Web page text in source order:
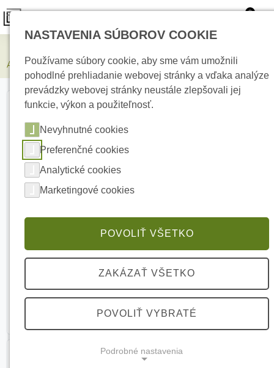
0
AJAX FireProtect 2 AC Heat Black Bezdrôtový detektor
NASTAVENIA SÚBOROV COOKIE
Používame súbory cookie, aby sme vám umožnili
pohodlné prehliadanie webovej stránky a vďaka analýze
prevádzky webovej stránky neustále zlepšovali jej
funkcie, výkon a použiteľnosť.
Nevyhnutné cookies
Preferenčné cookies
Analytické cookies
Marketingové cookies
POVOLIŤ VŠETKO
ZAKÁZAŤ VŠETKO
POVOLIŤ VYBRATÉ
Podrobné nastavenia